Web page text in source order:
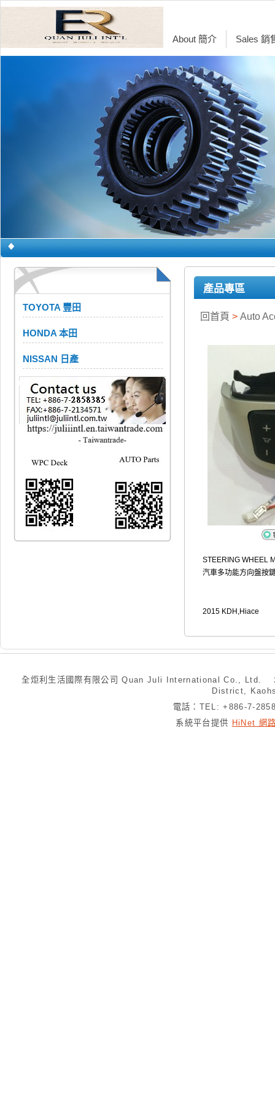
About 簡介 Sales 銷
TOYOTA 豐田
HONDA 本田
NISSAN 日產
產品專區
回首頁 > Auto
STEERING WHEEL
汽車多功能方向盤按
2015 KDH,Hiace
全炬利生活國際有限公司 Quan Juli International Co., Ltd.
District,
電話：TEL: +886-7-
系統平台提供 HiNet 網